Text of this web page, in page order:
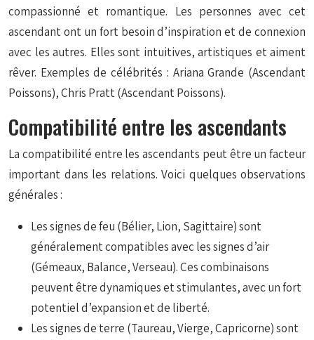
compassionné et romantique. Les personnes avec cet
ascendant ont un fort besoin d’inspiration et de connexion
avec les autres. Elles sont intuitives, artistiques et aiment
rêver. Exemples de célébrités : Ariana Grande (Ascendant
Poissons), Chris Pratt (Ascendant Poissons).
Compatibilité entre les ascendants
La compatibilité entre les ascendants peut être un facteur
important dans les relations. Voici quelques observations
générales :
Les signes de feu (Bélier, Lion, Sagittaire) sont
généralement compatibles avec les signes d’air
(Gémeaux, Balance, Verseau). Ces combinaisons
peuvent être dynamiques et stimulantes, avec un fort
potentiel d’expansion et de liberté.
Les signes de terre (Taureau, Vierge, Capricorne) sont